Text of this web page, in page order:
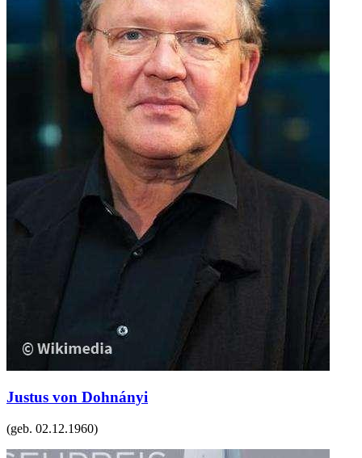
Justus von Dohnányi
(geb. 02.12.1960)